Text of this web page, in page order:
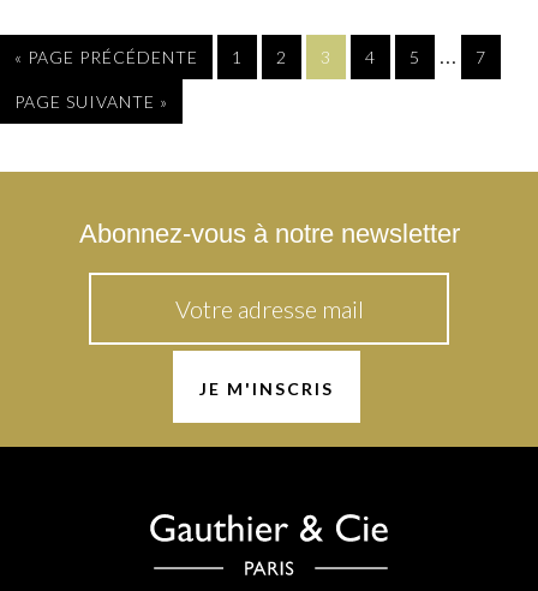
« PAGE PRÉCÉDENTE 1 2 3 4 5 7
PAGE SUIVANTE »
Abonnez-vous à notre newsletter